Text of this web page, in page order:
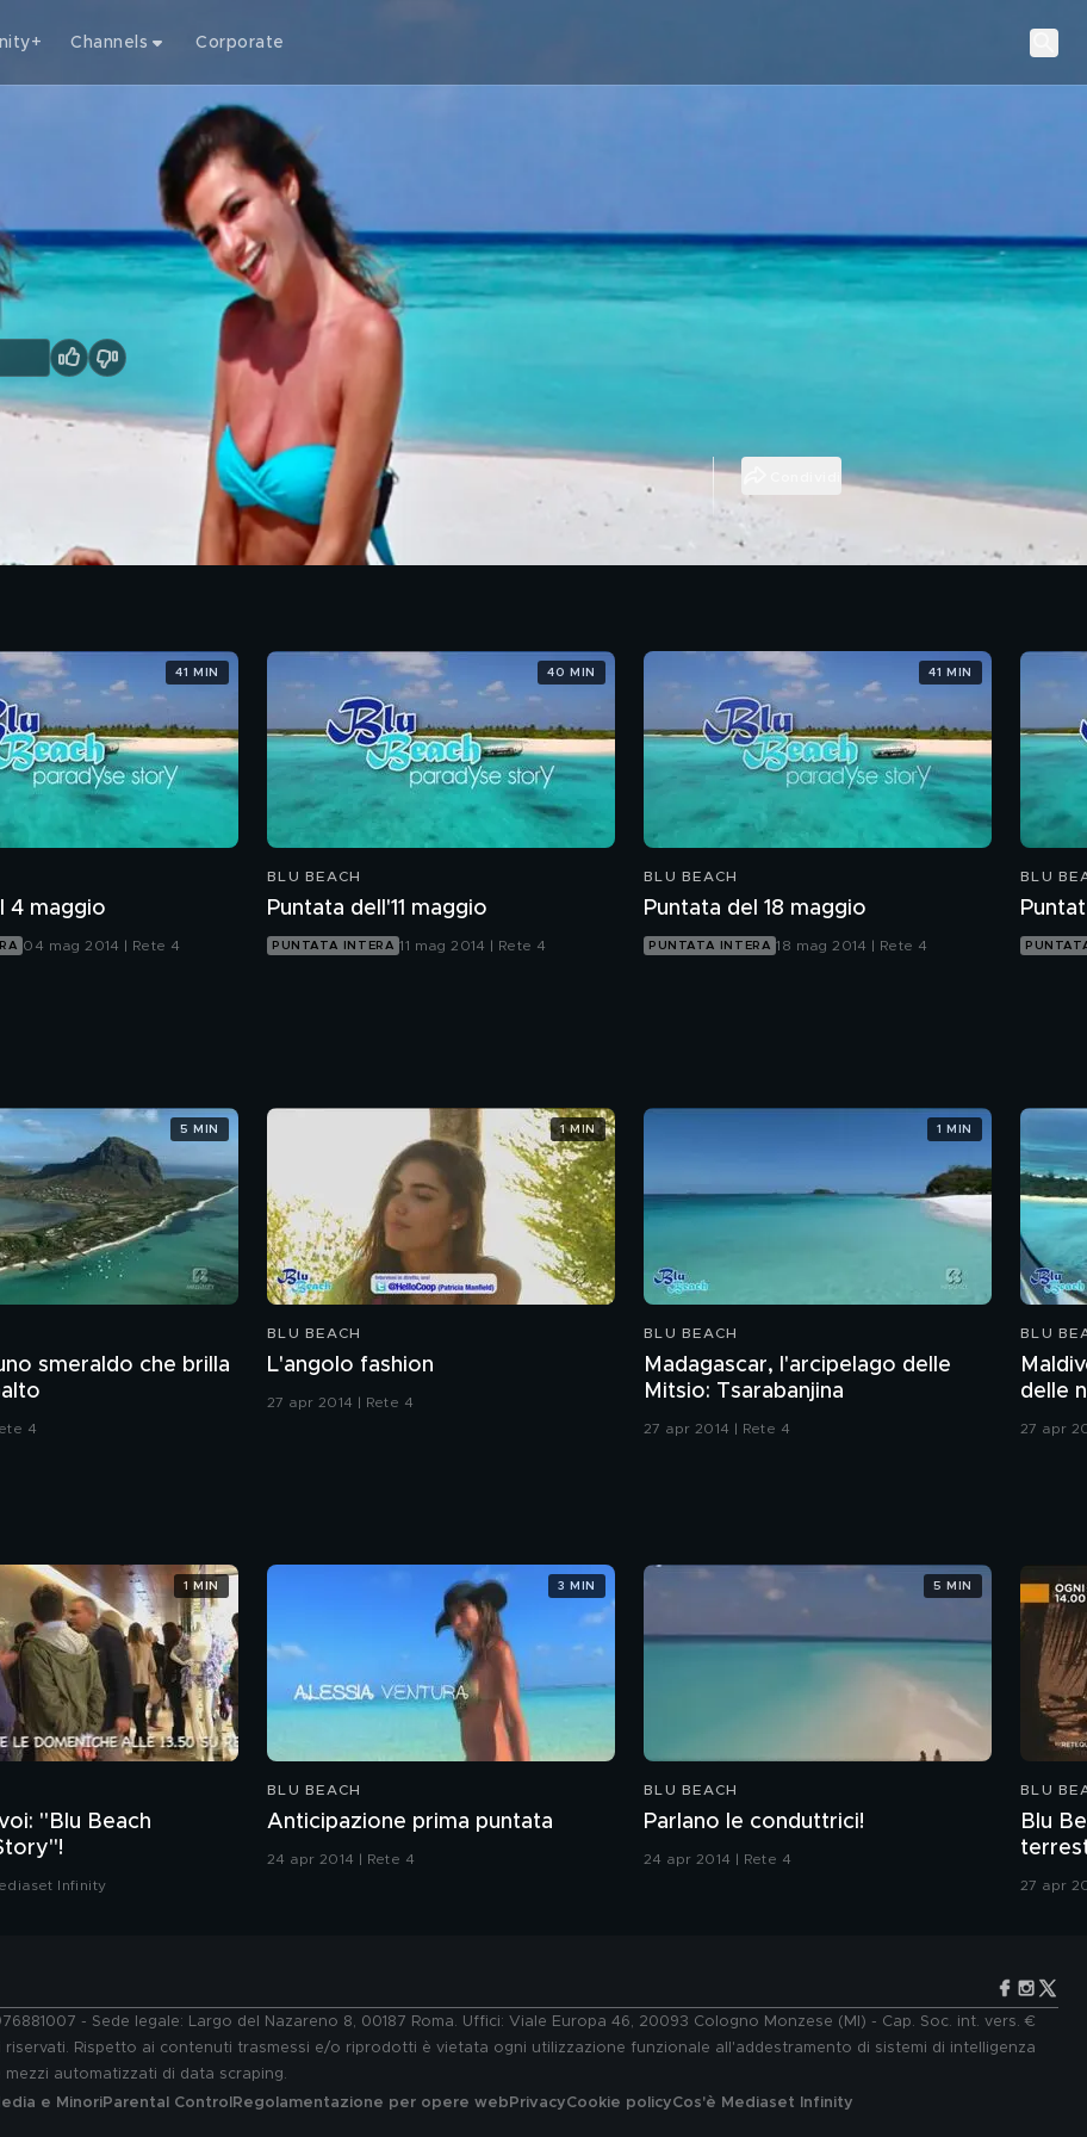
Channels Corporate
4 maggio
04 mag 2014 | Rete 4
41 MIN
BLU BEACH
Puntata dell'11 maggio
PUNTATA INTERA 11 mag 2014 | Rete 4
40 MIN
BLU BEACH
Puntata del 18 maggio
PUNTATA INTERA 18 mag 2014 | Rete 4
41 MIN
BLU
smeraldo che brilla
4
5 MIN
BLU BEACH
L'angolo fashion
27 apr 2014 | Rete 4
1 MIN
BLU BEACH
Madagascar, l'arcipelago delle
Mitsio: Tsarabanjina
27 apr 2014 | Rete 4
1 MIN
BLU
delle
27 apr
Infinity
1 MIN
BLU BEACH
Anticipazione prima puntata
24 apr 2014 | Rete 4
3 MIN
BLU BEACH
Parlano le conduttrici!
24 apr 2014 | Rete 4
5 MIN
BLU
Blu
27 apr
- Sede legale: Largo del Nazareno 8, 00187 Roma. Uffici: Viale Europa 46, 20093 Cologno Monzese (MI) - Cap. Soc. int. vers. €
Rispetto ai contenuti trasmessi e/o riprodotti è vietata ogni utilizzazione funzionale all'addestramento di sistemi di intelligenza
automatizzati di data scraping.
e MinoriParental Control Regolamentazione per opere web PrivacyCookie policyCos'è Mediaset Infinity